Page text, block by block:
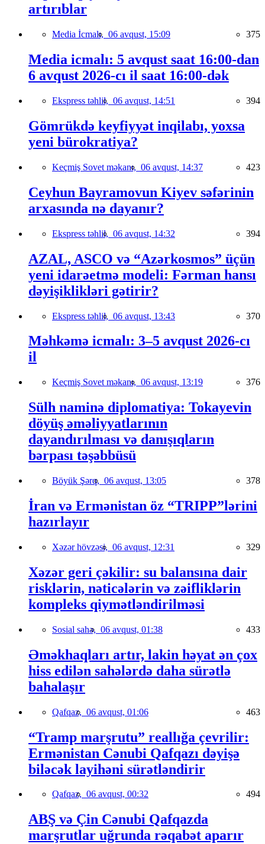
artırıblar
Media İcmalı, 06 avqust, 15:09 375
Media icmalı: 5 avqust saat 16:00-dan
6 avqust 2026-cı il saat 16:00-dək
Ekspress təhlil, 06 avqust, 14:51 394
Gömrükdə keyfiyyət inqilabı, yoxsa
yeni bürokratiya?
Keçmiş Sovet məkanı, 06 avqust, 14:37 423
Ceyhun Bayramovun Kiyev səfərinin
arxasında nə dayanır?
Ekspress təhlil, 06 avqust, 14:32 394
AZAL, ASCO və “Azərkosmos” üçün
yeni idarəetmə modeli: Fərman hansı
dəyişiklikləri gətirir?
Ekspress təhlil, 06 avqust, 13:43 370
Məhkəmə icmalı: 3–5 avqust 2026-cı
il
Keçmiş Sovet məkanı, 06 avqust, 13:19 376
Sülh naminə diplomatiya: Tokayevin
döyüş əməliyyatlarının
dayandırılması və danışıqların
bərpası təşəbbüsü
Böyük Şərq, 06 avqust, 13:05 378
İran və Ermənistan öz “TRIPP”lərini
hazırlayır
Xəzər hövzəsi, 06 avqust, 12:31 329
Xəzər geri çəkilir: su balansına dair
risklərin, nəticələrin və zəifliklərin
kompleks qiymətləndirilməsi
Sosial sahə, 06 avqust, 01:38 433
Əməkhaqları artır, lakin həyat ən çox
hiss edilən sahələrdə daha sürətlə
bahalaşır
Qafqaz, 06 avqust, 01:06 463
“Tramp marşrutu” reallığa çevrilir:
Ermənistan Cənubi Qafqazı dəyişə
biləcək layihəni sürətləndirir
Qafqaz, 06 avqust, 00:32 494
ABŞ və Çin Cənubi Qafqazda
marşrutlar uğrunda rəqabət aparır